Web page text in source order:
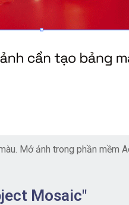
Mở ảnh trong phần mềm
Mosaic"